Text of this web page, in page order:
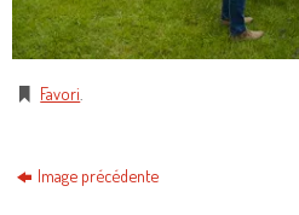
Favori
Image précédente